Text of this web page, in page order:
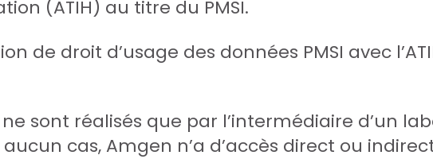
(ATIH) au titre du PMSI.
de droit d’usage des données PMSI avec
sont réalisés que par l’intermédiaire d’un
cas, Amgen n’a d’accès direct ou